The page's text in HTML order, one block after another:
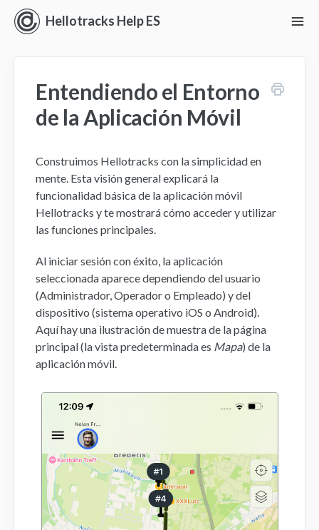
Hellotracks Help ES
En vivo
Ubicación
Despacho
Administrar
Análisis
Perspectivas
Ajustes y Permisos
Aplicación Móvil
Entendiendo el Entorno
de la Aplicación Móvil
Construimos Hellotracks con la simplicidad en
mente. Esta visión general explicará la
funcionalidad básica de la aplicación móvil
Hellotracks y te mostrará cómo acceder y utilizar
las funciones principales.
Al iniciar sesión con éxito, la aplicación
seleccionada aparece dependiendo del usuario
(Administrador, Operador o Empleado) y del
dispositivo (sistema operativo iOS o Android).
Aquí hay una ilustración de muestra de la página
principal (la vista predeterminada es Mapa) de la
aplicación móvil.